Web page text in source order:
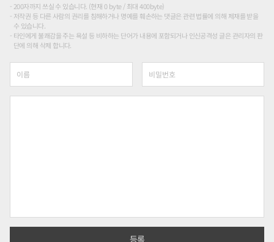
200자까지 쓰실 수 있습니다. (현재 0 byte / 최대 400byte)
저작권 등 다른 사람의 권리를 침해하거나 명예를 훼손하는 댓글은 관련 법률에 의해 제재를 받을
수 있습니다.
타인에게 불쾌감을 주는 욕설 등 비하하는 단어가 내용에 포함되거나 인신공격성 글은 관리자의 판
단에 의해 삭제 합니다.